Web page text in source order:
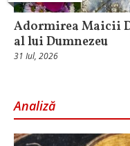
Adormirea Maicii
al lui Dumnezeu
31 Iul, 2026
Analiză